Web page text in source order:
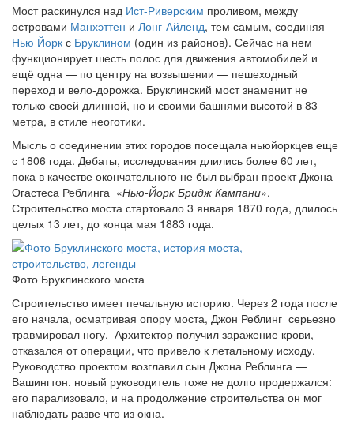
Мост раскинулся над Ист-Риверским проливом, между
островами Манхэттен и Лонг-Айленд, тем самым, соединяя
Нью Йорк с Бруклином (один из районов). Сейчас на нем
функционирует шесть полос для движения автомобилей и
ещё одна — по центру на возвышении — пешеходный
переход и вело-дорожка. Бруклинский мост знаменит не
только своей длинной, но и своими башнями высотой в 83
метра, в стиле неоготики.
Мысль о соединении этих городов посещала ньюйоркцев еще
с 1806 года. Дебаты, исследования длились более 60 лет,
пока в качестве окончательного не был выбран проект Джона
Огастеса Реблинга «Нью-Йорк Бридж Кампани».
Строительство моста стартовало 3 января 1870 года, длилось
целых 13 лет, до конца мая 1883 года.
Фото Бруклинского моста
Строительство имеет печальную историю. Через 2 года после
его начала, осматривая опору моста, Джон Реблинг серьезно
травмировал ногу. Архитектор получил заражение крови,
отказался от операции, что привело к летальному исходу.
Руководство проектом возглавил сын Джона Реблинга —
Вашингтон. новый руководитель тоже не долго продержался:
его парализовало, и на продолжение строительства он мог
наблюдать разве что из окна.